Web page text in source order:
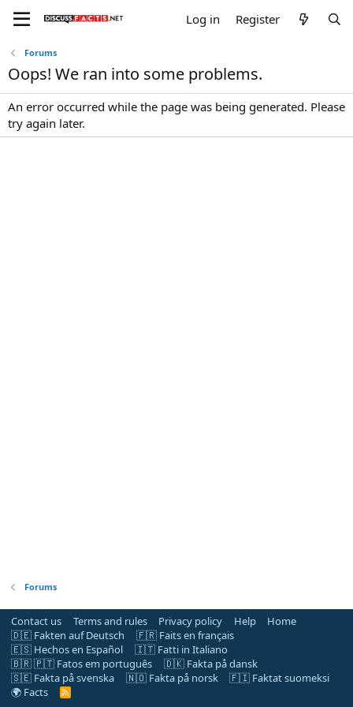
Log in Register
Forums
Oops! We ran into some problems.
An error occurred while the page was being generated. Please
try again later.
Forums
Contact us Terms and rules Privacy policy Help
Home
🇩🇪 Fakten auf Deutsch
🇫🇷 Faits en français
🇪🇸 Hechos en Español
🇮🇹 Fatti in Italiano
🇧🇷 🇵🇹 Fatos em português
🇩🇰 Fakta på dansk
🇸🇪 Fakta på svenska
🇳🇴 Fakta på norsk
🇫🇮 Faktat suomeksi
🌍 Facts
R